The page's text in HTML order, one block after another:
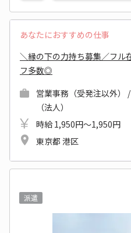
あなたにおすすめの仕事
＼縁の下の力持ち募集／フ
フ多数◎
営業事務（受発注以外）
（法人）
時給 1,950円～1,950円
東京都 港区
派遣